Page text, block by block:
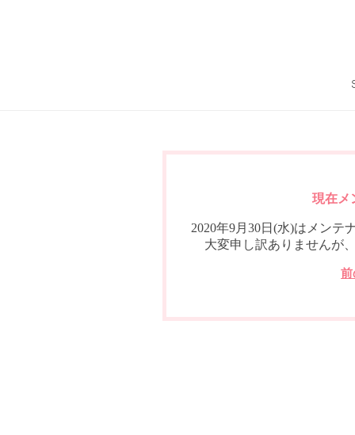
現在メ
2020年9月30日(水)はメンテ
大変申し訳ありませんが
前